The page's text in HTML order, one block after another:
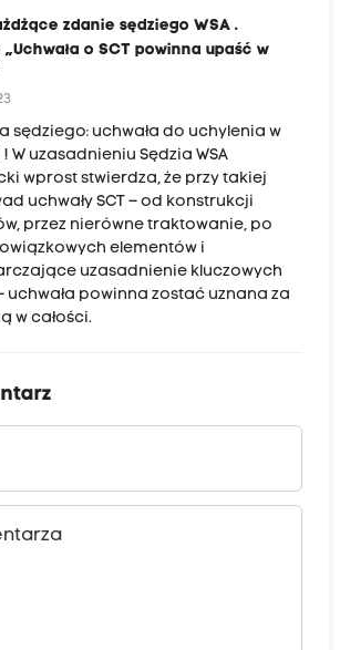
zdanie sędziego WSA .
o SCT powinna upaść w
sędziego: uchwała do uchylenia w
! W uzasadnieniu Sędzia WSA
wprost stwierdza, że przy takiej
uchwały SCT – od konstrukcji
przez nierówne traktowanie, po
elementów i
uzasadnienie kluczowych
uchwała powinna zostać uznana za
w całości.